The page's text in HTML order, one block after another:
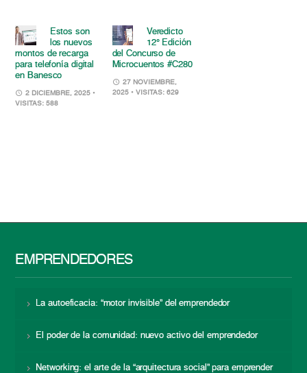
Estos son
los nuevos
montos de recarga
para telefonía digital
en Banesco
2 DICIEMBRE, 2025 •
VISITAS: 588
Veredicto
12° Edición
del Concurso de
Microcuentos #C280
27 NOVIEMBRE,
2025 • VISITAS: 629
EMPRENDEDORES
La autoeficacia: “motor invisible” del emprendedor
El poder de la comunidad: nuevo activo del emprendedor
Networking: el arte de la “arquitectura social” para emprender